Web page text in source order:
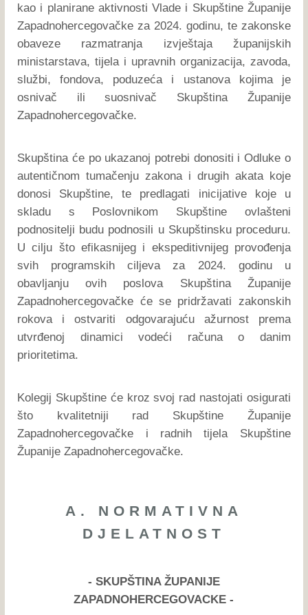
kao i planirane aktivnosti Vlade i Skupštine Županije
Zapadnohercegovačke za 2024. godinu, te zakonske
obaveze razmatranja izvještaja županijskih
ministarstava, tijela i upravnih organizacija, zavoda,
službi, fondova, poduzeća i ustanova kojima je
osnivač ili suosnivač Skupština Županije
Zapadnohercegovačke.
Skupština će po ukazanoj potrebi donositi i Odluke o
autentičnom tumačenju zakona i drugih akata koje
donosi Skupštine, te predlagati inicijative koje u
skladu s Poslovnikom Skupštine ovlašteni
podnositelji budu podnosili u Skupštinsku proceduru.
U cilju što efikasnijeg i ekspeditivnijeg provođenja
svih programskih ciljeva za 2024. godinu u
obavljanju ovih poslova Skupština Županije
Zapadnohercegovačke će se pridržavati zakonskih
rokova i ostvariti odgovarajuću ažurnost prema
utvrđenoj dinamici vodeći računa o danim
prioritetima.
Kolegij Skupštine će kroz svoj rad nastojati osigurati
što kvalitetniji rad Skupštine Županije
Zapadnohercegovačke i radnih tijela Skupštine
Županije Zapadnohercegovačke.
A. NORMATIVNA
DJELATNOST
- SKUPŠTINA ŽUPANIJE
ZAPADNOHERCEGOVACKE -